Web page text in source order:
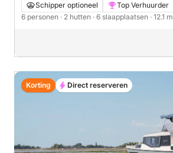
Schipper optioneel Top Verhuurder
6 personen · 2 hutten · 6 slaapplaatsen · 12.1 m
Korting Direct reserveren